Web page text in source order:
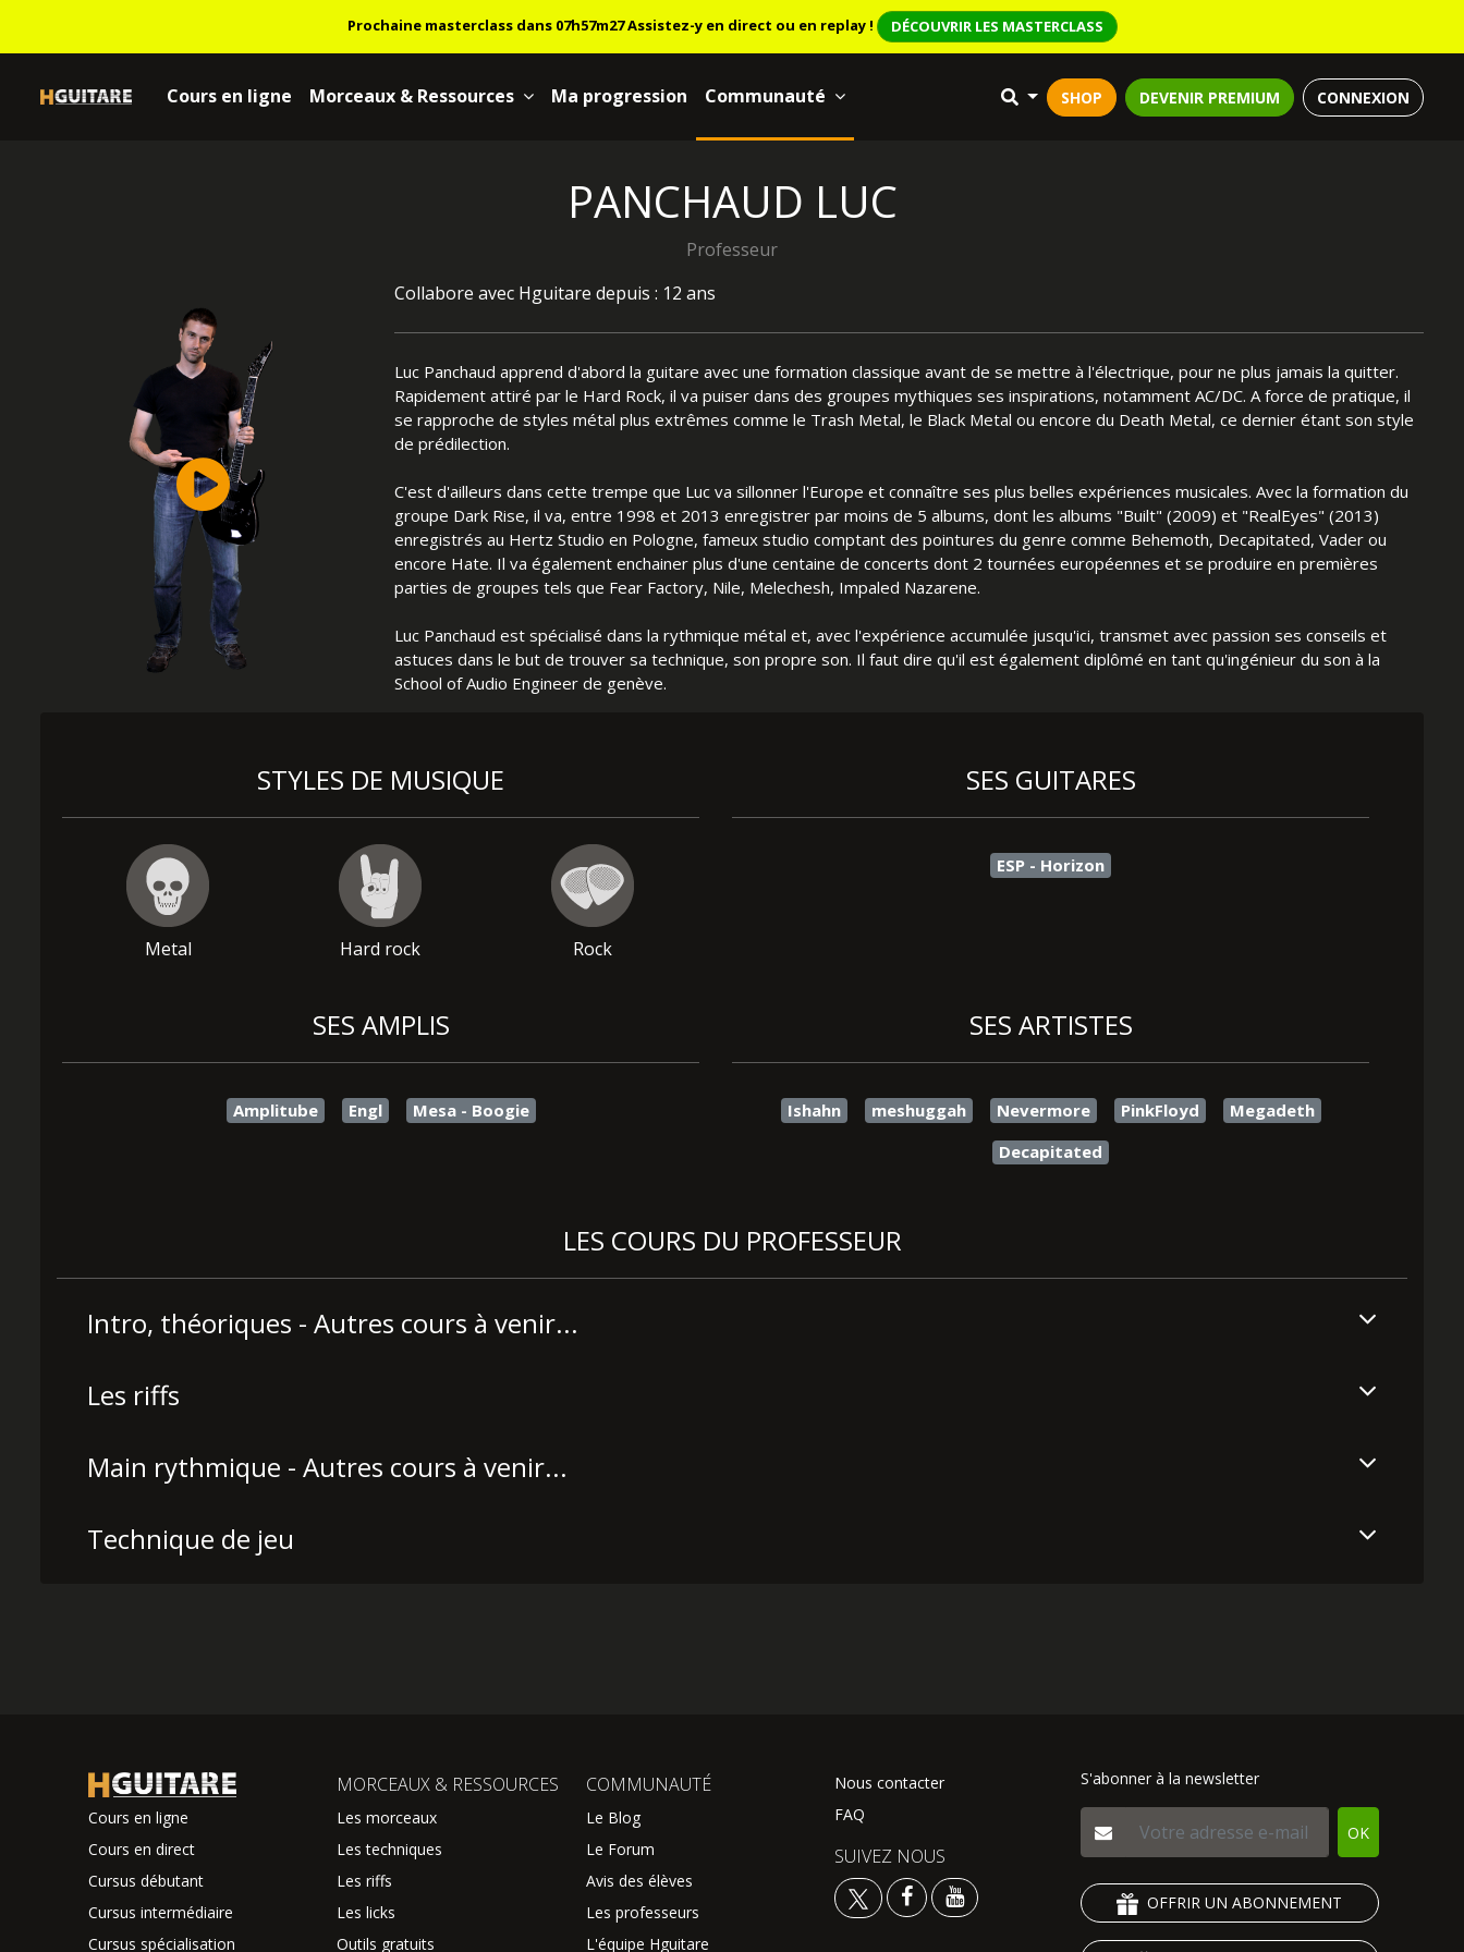
Prochaine masterclass dans 07h57m26Assistez-y en direct ou en replay ! DÉCOUVRIR LES MASTERCLASS
Cours en ligne Morceaux & Ressources Ma progression Communauté SHOP DEVENIR PREMIUM CONNEXION
PANCHAUD LUC
Professeur
Collabore avec Hguitare depuis : 12 ans
Luc Panchaud apprend d'abord la guitare avec une formation classique avant de se mettre à l'électrique, pour ne plus jamais la quitter.
Rapidement attiré par le Hard Rock, il va puiser dans des groupes mythiques ses inspirations, notamment AC/DC. A force de pratique, il
se rapproche de styles métal plus extrêmes comme le Trash Metal, le Black Metal ou encore du Death Metal, ce dernier étant son style
de prédilection.
C'est d'ailleurs dans cette trempe que Luc va sillonner l'Europe et connaître ses plus belles expériences musicales. Avec la formation du
groupe Dark Rise, il va, entre 1998 et 2013 enregistrer par moins de 5 albums, dont les albums "Built" (2009) et "RealEyes" (2013)
enregistrés au Hertz Studio en Pologne, fameux studio comptant des pointures du genre comme Behemoth, Decapitated, Vader ou
encore Hate. Il va également enchainer plus d'une centaine de concerts dont 2 tournées européennes et se produire en premières
parties de groupes tels que Fear Factory, Nile, Melechesh, Impaled Nazarene.
Luc Panchaud est spécialisé dans la rythmique métal et, avec l'expérience accumulée jusqu'ici, transmet avec passion ses conseils et
astuces dans le but de trouver sa technique, son propre son. Il faut dire qu'il est également diplômé en tant qu'ingénieur du son à la
School of Audio Engineer de genève.
STYLES DE MUSIQUE
Metal Hard rock Rock
SES GUITARES
ESP - Horizon
SES AMPLIS
Amplitube Engl Mesa - Boogie
SES ARTISTES
Ishahn meshuggah Nevermore PinkFloyd
Megadeth
Decapitated
LES COURS DU PROFESSEUR
Intro, théoriques - Autres cours à venir...
Les riffs
Main rythmique - Autres cours à venir...
Technique de jeu
Cours en ligne
Cours en direct
Cursus débutant
Cursus intermédiaire
Cursus spécialisation
MORCEAUX & RESSOURCES
Les morceaux
Les techniques
Les riffs
Les licks
Outils gratuits
COMMUNAUTÉ
Le Blog
Le Forum
Avis des élèves
Les professeurs
L'équipe Hguitare
Nous contacter
FAQ
SUIVEZ NOUS
S'abonner à la newsletter
OK
OFFRIR UN ABONNEMENT